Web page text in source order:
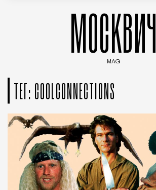
МОСКВИЧ
MAG
ТЕГ: COOLCONNECTIONS